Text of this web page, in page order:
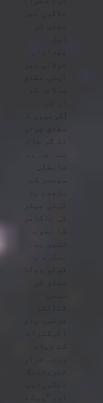
علاقوں میں،
پیداوار
از کم
(گرمیوں کی
مطلق چوٹی)
تک گر جاتی
ہے۔ یہ بے
ضابطگی
سینسر کے
بڑھنے یا
ٹیلی میٹری
کی ناکامی
کا نمونہ
نہیں ہے۔
بلکہ، یہ
فوٹو وولٹک
سیلز کی
فزکس، پاور
الیکٹرانکس
کے زیادہ
تھروٹلنگ
الگورتھم،
اور "پیک سن